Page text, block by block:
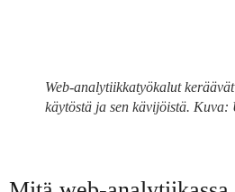
Web-analytiikkatyökalut
käytöstä ja sen kävijöistä. Kuva: